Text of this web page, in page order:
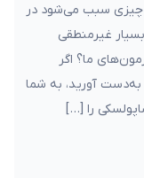
چیزی سبب می‌شود در
غیرمنطقی
ما؟ اگر
آورید، به شما
را […]